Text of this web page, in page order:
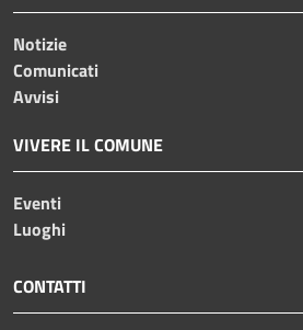
Notizie
Comunicati
Avvisi
VIVERE IL COMUNE
Eventi
Luoghi
CONTATTI